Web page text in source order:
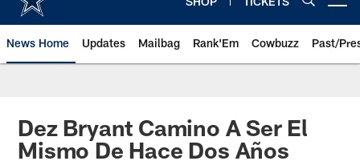
News Home Updates Mailbag Rank'Em Cowbuzz Past/
Dez Bryant Camino A Ser El
Mismo De Hace Dos Años